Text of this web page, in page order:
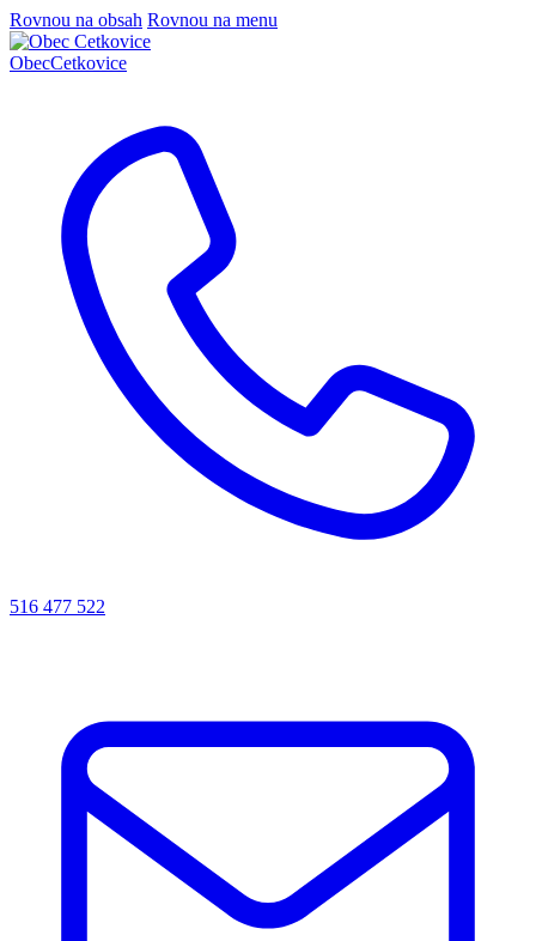
Rovnou na obsah Rovnou na menu
ObecCetkovice
516 477 522